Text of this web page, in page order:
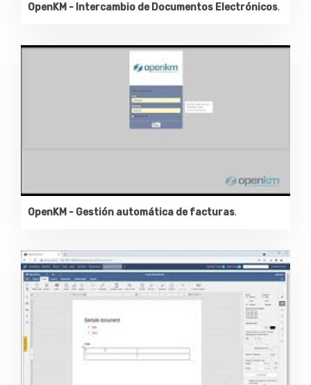
OpenKM - Intercambio de Documentos Electrónicos.
OpenKM - Gestión automática de facturas.